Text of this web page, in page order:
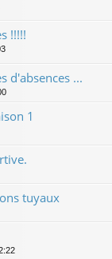
!!!!!
d'absences ...
1
tuyaux